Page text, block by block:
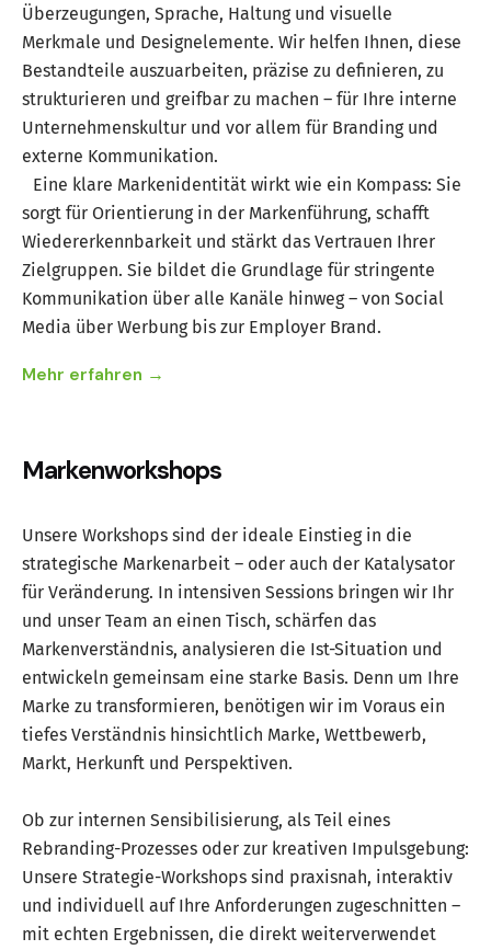
Überzeugungen, Sprache, Haltung und visuelle
Merkmale und Designelemente. Wir helfen Ihnen, diese
Bestandteile auszuarbeiten, präzise zu definieren, zu
strukturieren und greifbar zu machen – für Ihre interne
Unternehmenskultur und vor allem für Branding und
externe Kommunikation.
Eine klare Markenidentität wirkt wie ein Kompass: Sie
sorgt für Orientierung in der Markenführung, schafft
Wiedererkennbarkeit und stärkt das Vertrauen Ihrer
Zielgruppen. Sie bildet die Grundlage für stringente
Kommunikation über alle Kanäle hinweg – von Social
Media über Werbung bis zur Employer Brand.
Mehr erfahren →
Markenworkshops
Unsere Workshops sind der ideale Einstieg in die
strategische Markenarbeit – oder auch der Katalysator
für Veränderung. In intensiven Sessions bringen wir Ihr
und unser Team an einen Tisch, schärfen das
Markenverständnis, analysieren die Ist-Situation und
entwickeln gemeinsam eine starke Basis. Denn um Ihre
Marke zu transformieren, benötigen wir im Voraus ein
tiefes Verständnis hinsichtlich Marke, Wettbewerb,
Markt, Herkunft und Perspektiven.
Ob zur internen Sensibilisierung, als Teil eines
Rebranding-Prozesses oder zur kreativen Impulsgebung:
Unsere Strategie-Workshops sind praxisnah, interaktiv
und individuell auf Ihre Anforderungen zugeschnitten –
mit echten Ergebnissen, die direkt weiterverwendet